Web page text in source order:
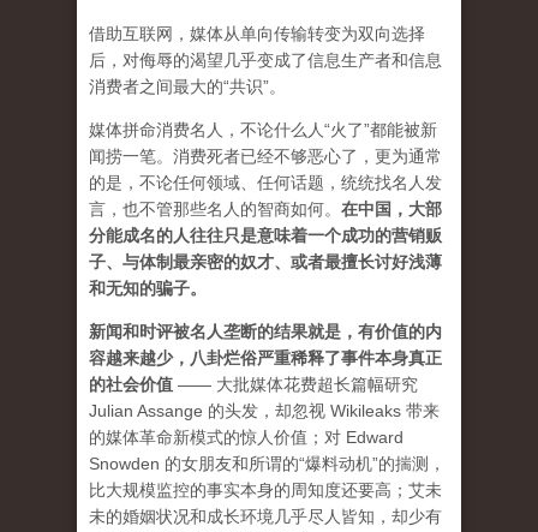
借助互联网，媒体从单向传输转变为双向选择
后，对侮辱的渴望几乎变成了信息生产者和信息
消费者之间最大的“共识”。
媒体拼命消费名人，不论什么人“火了”都能被新
闻捞一笔。消费死者已经不够恶心了，更为通常
的是，不论任何领域、任何话题，统统找名人发
言，也不管那些名人的智商如何。 在中国，大部
分能成名的人往往只是意味着一个成功的营销贩
子、与体制最亲密的奴才、或者最擅长讨好浅薄
和无知的骗子。
新闻和时评被名人垄断的结果就是，有价值的内
容越来越少，八卦烂俗严重稀释了事件本身真正
的社会价值 —— 大批媒体花费超长篇幅研究
Julian Assange 的头发，却忽视 Wikileaks 带来
的媒体革命新模式的惊人价值；对 Edward
Snowden 的女朋友和所谓的“爆料动机”的揣测，
比大规模监控的事实本身的周知度还要高；艾未
未的婚姻状况和成长环境几乎尽人皆知，却少有